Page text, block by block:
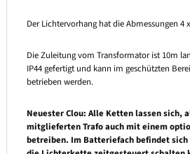
Der Lichtervorhang hat die Abmessungen 4
Die Zuleitung vom Transformator ist 10m
IP44 gefertigt und kann im geschützten
betrieben werden.
Neuester Clou: Alle Ketten lassen sich,
mitglieferten Trafo auch mit einem
betreiben. Im Batteriefach befindet